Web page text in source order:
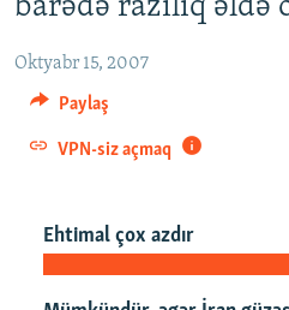
qayıt
Axtarışa
FƏRQƏ BAX
QANUNI DOĞRU
ARAŞDIRMA
VIDEO
RADIO ARXIV
barədə razılıq əldə
Oktyabr 15, 2007
Paylaş
VPN-siz açmaq
Ehtimal çox azdır